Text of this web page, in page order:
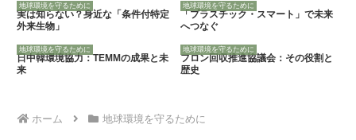
地球環境を守るために
実は知らない？身近な「条件付特定
外来生物」
地球環境を守るために
「プラスチック・スマート」で未来
へつなぐ
地球環境を守るために
日中韓環境協力：TEMMの成果と未
来
地球環境を守るために
フロン回収推進協議会：その役割と
歴史
ホーム 地球環境を守るために